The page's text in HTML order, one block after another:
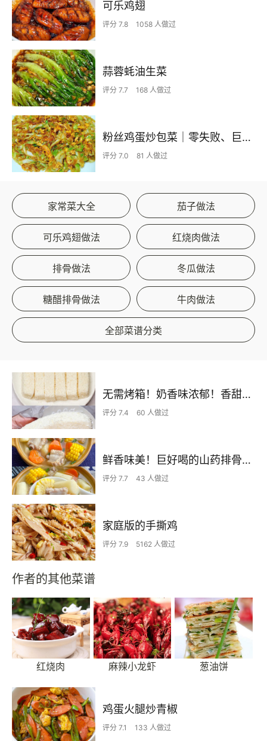
可乐鸡翅
评分 7.8 1058 人做过
蒜蓉蚝油生菜
评分 7.7 168 人做过
粉丝鸡蛋炒包菜｜零失败、巨下饭
评分 7.0 81 人做过
家常菜大全 茄子做法
可乐鸡翅做法 红烧肉做法
排骨做法 冬瓜做法
糖醋排骨做法 牛肉做法
全部菜谱分类
无需烤箱！奶香味浓郁！香甜嫩滑的椰蓉奶糕
评分 7.4 60 人做过
鲜香味美！巨好喝的山药排骨汤！！
评分 7.7 43 人做过
家庭版的手撕鸡
评分 7.9 5162 人做过
作者的其他菜谱
红烧肉 麻辣小龙虾 葱油饼
鸡蛋火腿炒青椒
评分 7.1 133 人做过